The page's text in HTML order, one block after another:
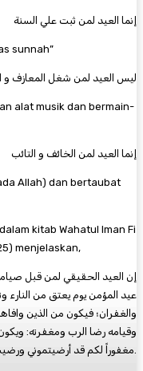
إنما العيد لمن ثبت علي السنة
sunnah”
ليس العيد لمن شغل المعازف و
alat musik dan bermain-
إنما العيد لمن الخائف و التائب
Allah) dan bertaubat
kitab Wahatul Iman Fi
menjelaskan,
إن العيد الحقيقي لمن قبل
عيد المؤمن يوم يعتق من النارء
والغفران؛ فيكون من الذين
وقيامه رضا الرب ومغفرته: